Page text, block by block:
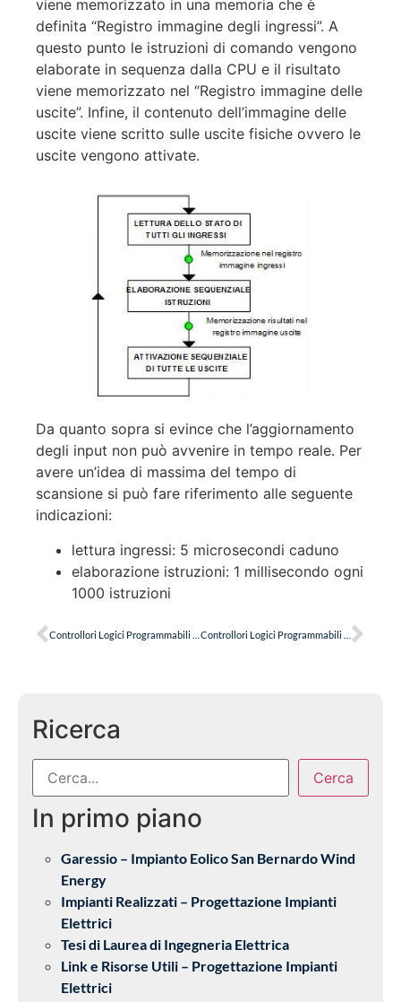
viene memorizzato in una memoria che è
definita “Registro immagine degli ingressi”. A
questo punto le istruzioni di comando vengono
elaborate in sequenza dalla CPU e il risultato
viene memorizzato nel “Registro immagine delle
uscite”. Infine, il contenuto dell’immagine delle
uscite viene scritto sulle uscite fisiche ovvero le
uscite vengono attivate.
Da quanto sopra si evince che l’aggiornamento
degli input non può avvenire in tempo reale. Per
avere un’idea di massima del tempo di
scansione si può fare riferimento alle seguente
indicazioni:
lettura ingressi: 5 microsecondi caduno
elaborazione istruzioni: 1 millisecondo ogni
1000 istruzioni
Ricerca
Cerca
In primo piano
Garessio – Impianto Eolico San Bernardo Wind
Energy
Impianti Realizzati – Progettazione Impianti
Elettrici
Tesi di Laurea di Ingegneria Elettrica
Link e Risorse Utili – Progettazione Impianti
Elettrici